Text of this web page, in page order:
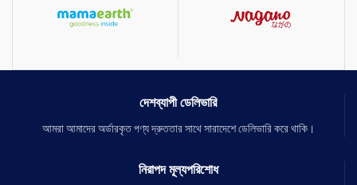
দেশব্যাপী ডেলিভারি
আমরা আমাদের অর্ডারকৃত পণ্য দ্রুততার সাথে সারাদেশে ডেলিভারি করে থাকি।
নিরাপদ মূল্যপরিশোধ